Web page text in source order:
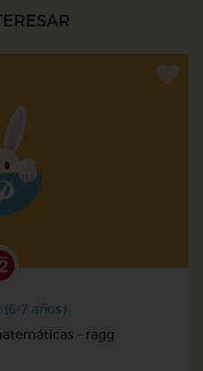
(6-7 años)
- ragg